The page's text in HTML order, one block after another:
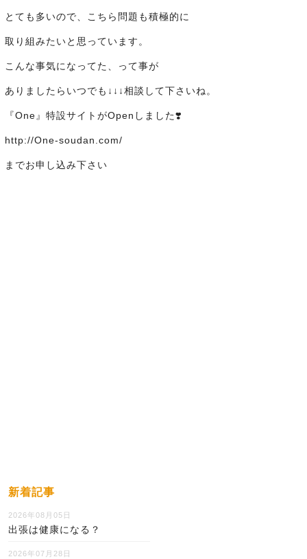
とても多いので、こちら問題も積極的に
取り組みたいと思っています。
こんな事気になってた、って事が
ありましたらいつでも↓↓↓相談して下さいね。
『One』特設サイトがOpenしました❣️
http://One-soudan.com/
までお申し込み下さい
新着記事
2026年08月05日
出張は健康になる？
2026年07月28日